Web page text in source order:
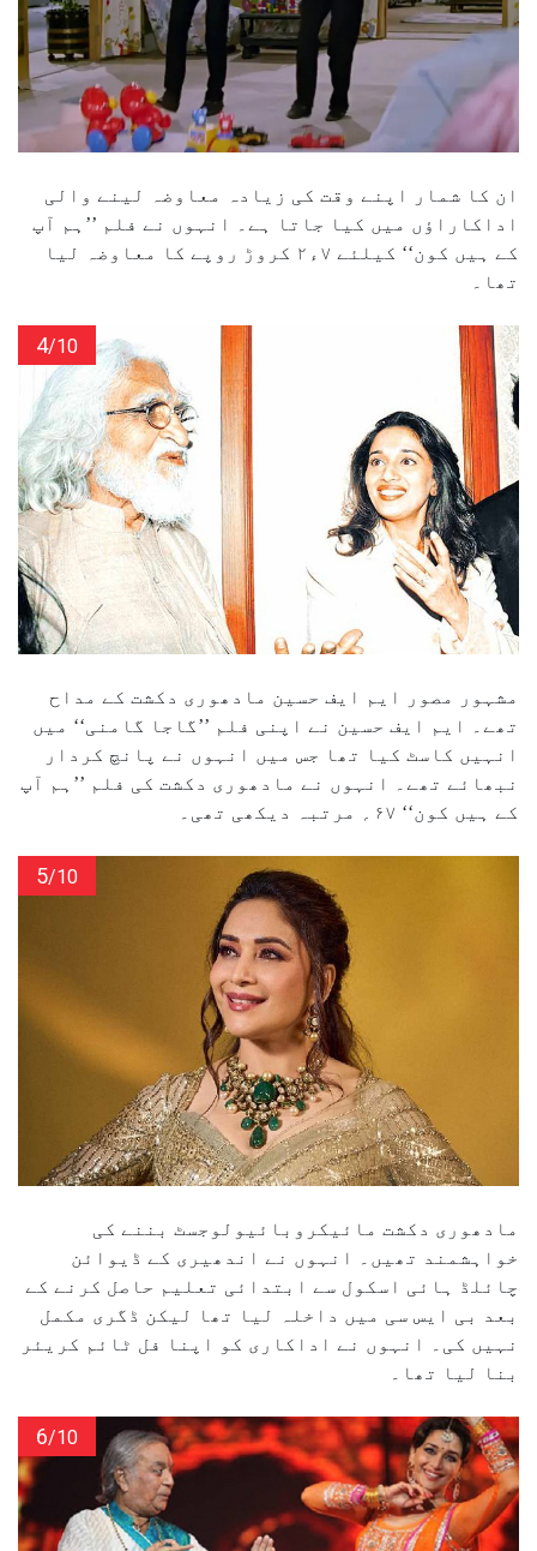
ان کا شمار اپنے وقت کی زیادہ معاوضہ لینے والی
اداکاراؤں میں کیا جاتا ہے۔ انہوں نے فلم ’’ہم آپ
کے ہیں کون‘‘ کیلئے ۷ء۲ کروڑ روپے کا معاوضہ لیا
تھا۔
4/10
مشہور مصور ایم ایف حسین مادھوری دکشت کے مداح
تھے۔ ایم ایف حسین نے اپنی فلم ’’گاجا گامنی‘‘ میں
انہیں کاسٹ کیا تھا جس میں انہوں نے پانچ کردار
نبھائے تھے۔ انہوں نے مادھوری دکشت کی فلم ’’ہم آپ
کے ہیں کون‘‘ ۶۷؍ مرتبہ دیکھی تھی۔
5/10
مادھوری دکشت مائیکروبائیولوجسٹ بننے کی
خواہشمند تھیں۔ انہوں نے اندھیری کے ڈیوائن
چائلڈ ہائی اسکول سے ابتدائی تعلیم حاصل کرنے کے
بعد بی ایس سی میں داخلہ لیا تھا لیکن ڈگری مکمل
نہیں کی۔ انہوں نے اداکاری کو اپنا فل ٹائم کریئر
بنا لیا تھا۔
6/10